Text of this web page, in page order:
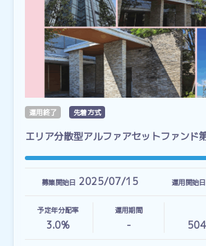
運用終了 先着方式
エリア分散型アルファアセットファンド
募集開始日 2025/07/15 運用開始日
予定年分配率
3.0%
運用期間
-